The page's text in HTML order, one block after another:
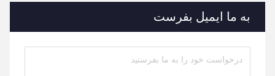
به ما ایمیل بفرست